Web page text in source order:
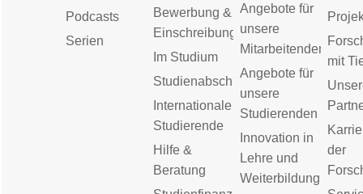
Podcasts
Serien
Bewerbung &
Einschreibung
Im Studium
Studienabschluss
Internationale
Studierende
Hilfe &
Beratung
Angebote für
unsere
Mitarbeitenden
Angebote für
unsere
Studierenden
Innovation in
Lehre und
Weiterbildung
mit
der